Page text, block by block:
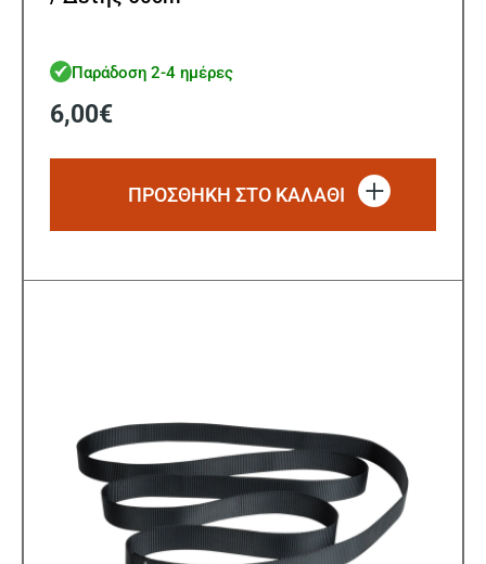
Παράδοση 2-4 ημέρες
6,00€
ΠΡΟΣΘΗΚΗ ΣΤΟ ΚΑΛΑΘΙ